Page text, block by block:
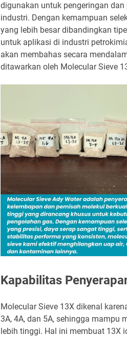
digunakan untuk pengeringan
industri. Dengan kemampuan
yang lebih besar dibandingkan
untuk aplikasi di industri
akan membahas secara
ditawarkan oleh Molecular Sieve
Kapabilitas
Molecular Sieve 13X dikenal
3A, 4A, dan 5A, sehingga mampu
lebih tinggi. Hal ini membuat 13X